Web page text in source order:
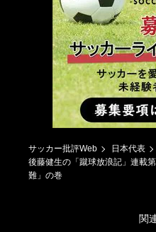
サッカー批評Web
日本代表
後藤健生の「蹴球放浪記」連載
難」の巻
関